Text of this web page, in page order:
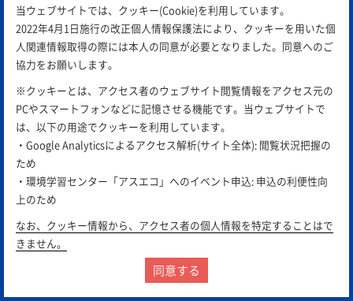
24 手回し発電機 付属機器電灯台（蛍光灯＋
白熱球＋LED）
当ウェブサイトでは、クッキー(Cookie)を利用しています。
2022年4月1日施行の改正個人情報保護法により、クッキーを用いた個
人関連情報取得の際には本人の同意が必要となりました。同意へのご
協力をお願いします。
※クッキーとは、アクセス者のウェブサイト閲覧情報をアクセス元の
PCやスマートフォンなどに記憶させる機能です。当ウェブサイトで
は、以下の用途でクッキーを利用しています。
・Google Analyticsによるアクセス解析(サイト全体): 閲覧状況把握の
ため
・環境学習センター「アスエコ」へのイベント申込: 申込の利便性向
上のため
なお、クッキー情報から、アクセス者の個人情報を特定することはで
きません。
同意する